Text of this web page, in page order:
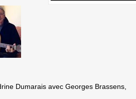
Dumarais avec Georges Brassens,